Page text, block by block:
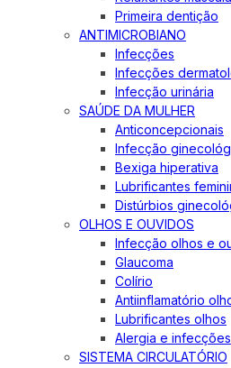
Primeira dentição
ANTIMICROBIANO
Infecções
Infecções
Infecção urinária
SAÚDE DA MULHER
Anticoncepcionais
Infecção
Bexiga hiperativa
Lubrificantes
Distúrbios
OLHOS E OUVIDOS
Infecção olhos e
Glaucoma
Colírio
Antiinflamatório
Lubrificantes olhos
Alergia e infecções
SISTEMA CIRCULATÓRIO